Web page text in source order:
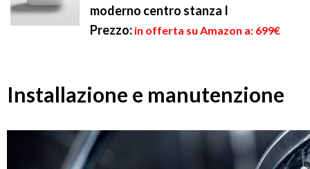
moderno centro stanza I
Prezzo: in offerta su Amazon a: 699€
Installazione e manutenzione